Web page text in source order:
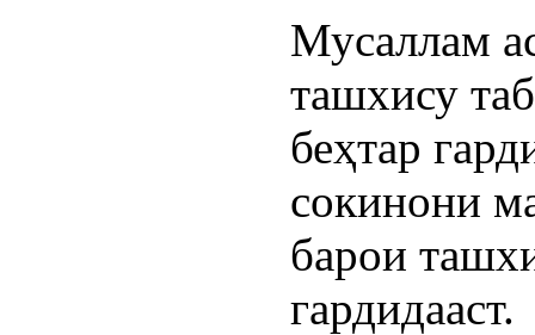
Мусаллам
ташхису
беҳтар
сокинони
барои
гардидааст.